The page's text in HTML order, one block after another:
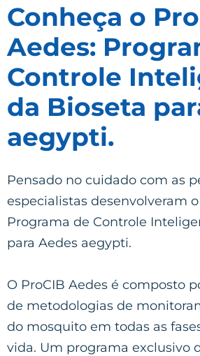
Conheça o
Aedes:
Controle
da Bioseta
aegypti.
Pensado no cuidado com as
especialistas desenvolveram
Programa de Controle
para Aedes aegypti.
O ProCIB Aedes é composto
de metodologias de
do mosquito em todas as
vida. Um programa exclusivo